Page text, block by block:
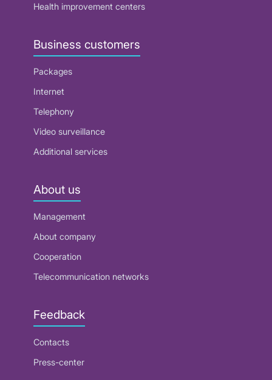
Health improvement centers
Business customers
Packages
Internet
Telephony
Video surveillance
Additional services
About us
Management
About company
Cooperation
Telecommunication networks
Feedback
Contacts
Press-center